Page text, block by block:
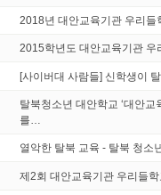
2018년 대안교육기관 우리들
2015학년도 대안교육기관 우
[사이버대 사람들] 신학생이
탈북청소년 대안학교 ‘대안
를…
열악한 탈북 교육 - 탈북 청소
제2회 대안교육기관 우리들